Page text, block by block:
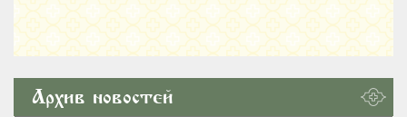
Архив новостей